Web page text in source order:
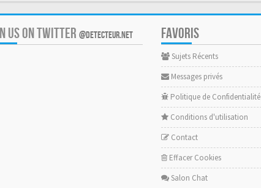
US ON TWITTER @DETECTEUR.NET FAVORIS
Sujets Récents
Messages privés
Politique de Confidentialité
Conditions d'utilisation
Contact
Effacer Cookies
Salon Chat